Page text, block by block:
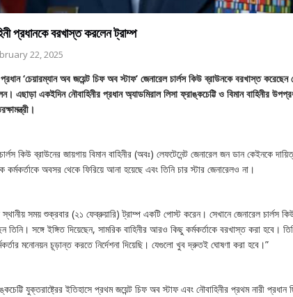
প্রধানকে বরখাস্ত করলেন ট্রাম্প
22, 2025
প্রধান ‘চেয়ারম্যান অব জয়েন্ট চিফ অব স্টাফ’ জেনারেল চার্লস কিউ ব্রাউনকে বরখাস্ত করেছেন
এছাড়া একইদিন নৌবাহিনীর প্রধান অ্যাডমিরাল লিসা ফ্রাঙ্কচেট্টি ও বিমান বাহিনীর
কিউ ব্রাউনের জায়গায় বিমান বাহিনীর (অবঃ) লেফটেনেন্ট জেনারেল জন ডান কেইনকে
অবসর থেকে ফিরিয়ে আনা হয়েছে এবং তিনি চার স্টার জেনারেলও না।
স্থানীয় সময় শুক্রবার (২১ ফেব্রুয়ারি) ট্রাম্প একটি পোস্ট করেন। সেখানে জেনারেল চার্লস
তিনি। সঙ্গে ইঙ্গিত দিয়েছেন, সামরিক বাহিনীর আরও কিছু কর্মকর্তাকে বরখাস্ত করা হবে।
মনোনয়ন চূড়ান্ত করতে নির্দেশনা দিয়েছি। যেগুলো খুব দ্রুতই ঘোষণা করা হবে।”
যুক্তরাষ্ট্রের ইতিহাসে প্রথম জয়েন্ট চিফ অব স্টাফ এবং নৌবাহিনীর প্রথম নারী প্রধান